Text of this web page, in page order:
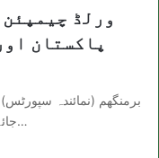
ورلڈ
پاکستان
برمنگھم (نمائندہ
جائے گا جس میں پاکستان اور جنوبی افریقہ کی…